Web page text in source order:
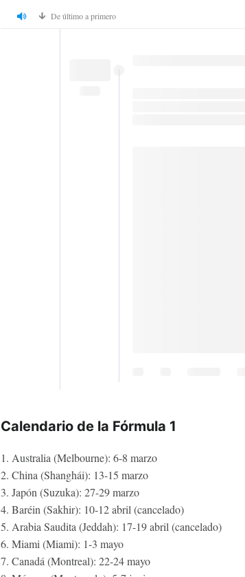
Calendario de la Fórmula 1
1. Australia (Melbourne): 6-8 marzo
2. China (Shanghái): 13-15 marzo
3. Japón (Suzuka): 27-29 marzo
4. Baréin (Sakhir): 10-12 abril (cancelado)
5. Arabia Saudita (Jeddah): 17-19 abril (cancelado)
6. Miami (Miami): 1-3 mayo
7. Canadá (Montreal): 22-24 mayo